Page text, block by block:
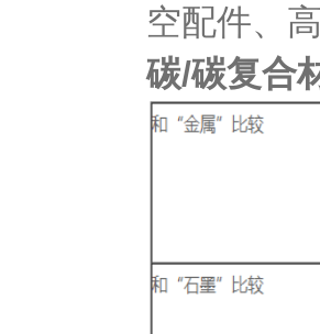
空配件、
碳/碳复合